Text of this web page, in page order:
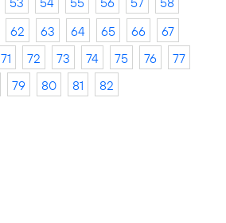
62 63 64 65 66
67
71 72 73 74 75 76
77
79 80 81 82